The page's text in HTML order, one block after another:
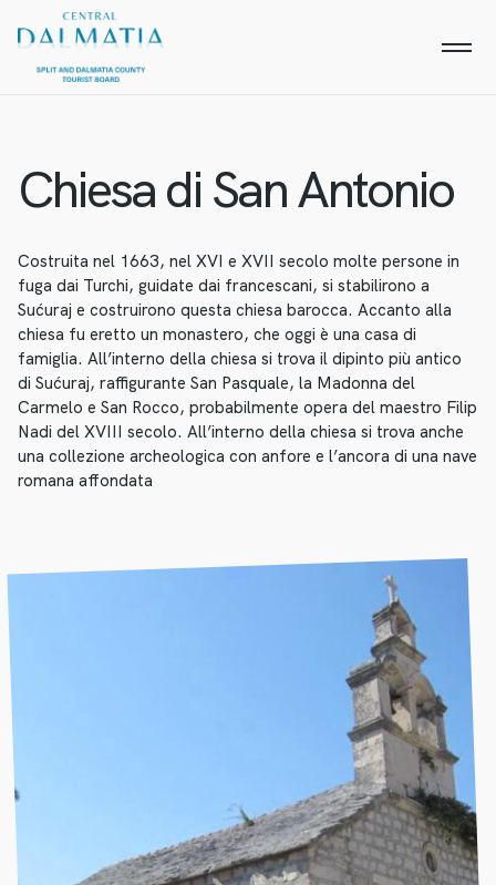
Chiesa di San Antonio
Costruita nel 1663, nel XVI e XVII secolo molte persone in
fuga dai Turchi, guidate dai francescani, si stabilirono a
Sućuraj e costruirono questa chiesa barocca. Accanto alla
chiesa fu eretto un monastero, che oggi è una casa di
famiglia. All’interno della chiesa si trova il dipinto più antico
di Sućuraj, raffigurante San Pasquale, la Madonna del
Carmelo e San Rocco, probabilmente opera del maestro Filip
Nadi del XVIII secolo. All’interno della chiesa si trova anche
una collezione archeologica con anfore e l’ancora di una nave
romana affondata